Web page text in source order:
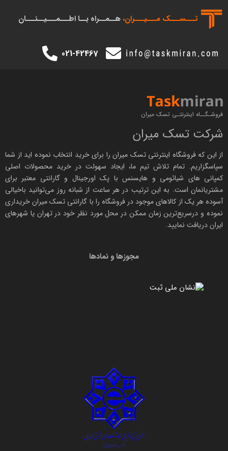
تـــســـک‌ مـــیـــران، هــمــراه بــا اطـــمـــیــنـــان
021-42467
فروشـگــاه اینترنتـی تسک میران
شرکت تسک میران
از این که فروشگاه اینترنتیتسک میران را برای خرید انتخاب نموده اید از شما
سپاسگزاریم. تمام تلاش تیم ما، ایجاد سهولت در خرید محصولات اصلی
کمپانی های شیائومی و هایسنس با پک اورجینال وگارانتی معتبر برای
مشتریانمان است. به این ترتیب در هر ساعت از شبانه روز می‌توانید باخیالی
آسوده هر یک از کالاهای موجود در فروشگاه را با گارانتی تسک میرانخریداری
نموده و درسریع‌ترین زمان ممکن در محل مورد نظر خود در تهران یا شهرهای
ایران دریافت نمایید.
مجوزها و نمادها